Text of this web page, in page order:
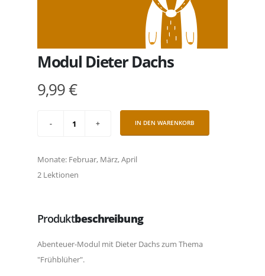
Modul Dieter Dachs
9,99 €
IN DEN WARENKORB
Monate: Februar, März, April
2 Lektionen
Produktbeschreibung
Abenteuer-Modul mit Dieter Dachs zum Thema
"Frühblüher".